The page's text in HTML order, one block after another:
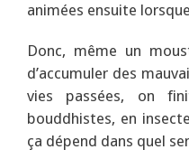
animées ensuite
Donc, même un
d’accumuler des
vies passées, on
bouddhistes, en
ça dépend dans quel